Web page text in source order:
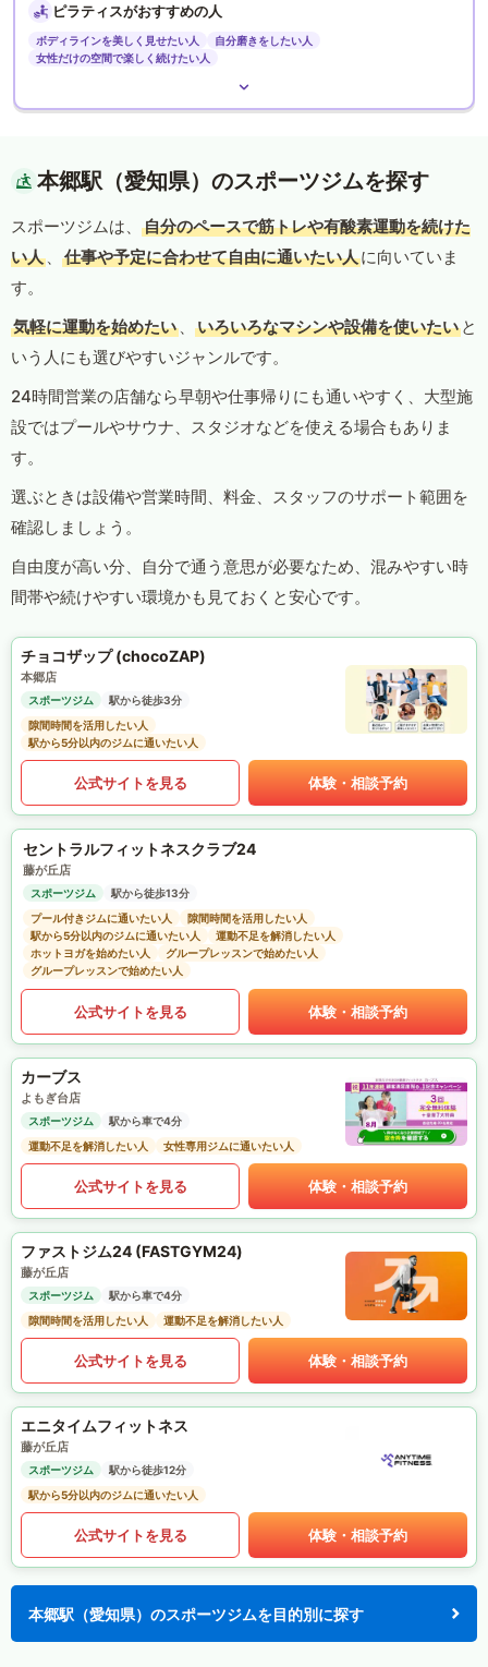
ピラティスがおすすめの人
ボディラインを美しく見せたい人
自分磨きをしたい人
女性だけの空間で楽しく続けたい人
本郷駅（愛知県）のスポーツジムを探す
スポーツジムは、
自分のペースで筋トレや有酸素運動を続けた
い人 、 仕事や予定に合わせて自由に通いたい人に向いていま
す。
気軽に運動を始めたい 、 いろいろなマシンや設備を使いたい と
いう人にも選びやすいジャンルです。
24時間営業の店舗なら早朝や仕事帰りにも通いやすく、大型施
設ではプールやサウナ、スタジオなどを使える場合もありま
す。
選ぶときは設備や営業時間、料金、スタッフのサポート範囲を
確認しましょう。
自由度が高い分、自分で通う意思が必要なため、混みやすい時
間帯や続けやすい環境かも見ておくと安心です。
チョコザップ (chocoZAP)
本郷店
スポーツジム
駅から徒歩3分
隙間時間を活用したい人
駅から5分以内のジムに通いたい人
公式サイトを見る 体験・相談予約
セントラルフィットネスクラブ24
藤が丘店
スポーツジム
駅から徒歩13分
プール付きジムに通いたい人
隙間時間を活用したい人
駅から5分以内のジムに通いたい人
運動不足を解消したい人
ホットヨガを始めたい人
グループレッスンで始めたい人
グループレッスンで始めたい人
公式サイトを見る 体験・相談予約
カーブス
よもぎ台店
スポーツジム
駅から車で4分
運動不足を解消したい人
女性専用ジムに通いたい人
公式サイトを見る 体験・相談予約
ファストジム24 (FASTGYM24)
藤が丘店
スポーツジム
駅から車で4分
隙間時間を活用したい人
運動不足を解消したい人
公式サイトを見る 体験・相談予約
エニタイムフィットネス
藤が丘店
スポーツジム
駅から徒歩12分
駅から5分以内のジムに通いたい人
公式サイトを見る 体験・相談予約
本郷駅（愛知県）のスポーツジムを目的別に探す